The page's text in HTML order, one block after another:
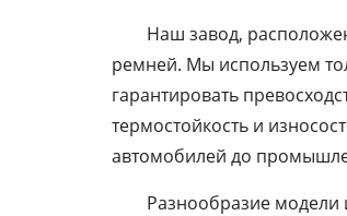
Наш завод,
ремней. Мы используем
гарантировать
термостойкость и
автомобилей до
Разнообразие модели